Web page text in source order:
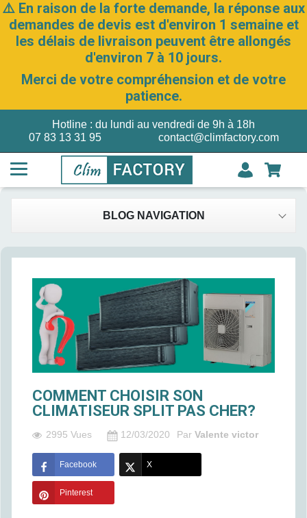
⚠️ En raison de la forte demande, la réponse aux
demandes de devis est d'environ 1 semaine et
les délais de livraison peuvent être allongés
d'environ 7 à 10 jours.
Merci de votre compréhension et de votre
patience.
07 83 13 31 95
Hotline : du lundi au vendredi de 9h à 18h
contact@climfactory.com
BLOG NAVIGATION
COMMENT CHOISIR SON
CLIMATISEUR SPLIT PAS CHER?
2995 Vues 12/03/2020 Par Valente victor
Facebook X
Pinterest